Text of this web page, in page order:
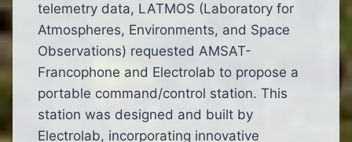
telemetry data, LATMOS (Laboratory for
Atmospheres, Environments, and Space
Observations) requested AMSAT-
Francophone and Electrolab to propose a
portable command/control station. This
station was designed and built by
Electrolab, incorporating innovative